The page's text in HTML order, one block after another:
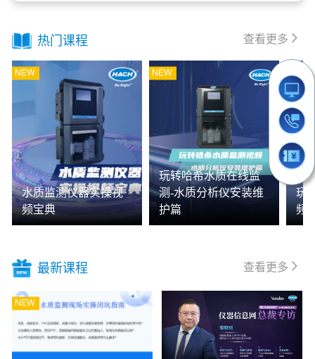
热门课程 查看更多
水质监测仪器实操视
频宝典
玩转哈希水质在线监
测-水质分析仪安装维
护篇
玩
频-
最新课程 查看更多